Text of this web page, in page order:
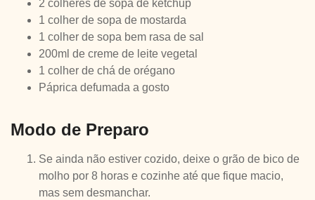
2 colheres de sopa de ketchup
1 colher de sopa de mostarda
1 colher de sopa bem rasa de sal
200ml de creme de leite vegetal
1 colher de chá de orégano
Páprica defumada a gosto
Modo de Preparo
Se ainda não estiver cozido, deixe o grão de bico de
molho por 8 horas e cozinhe até que fique macio,
mas sem desmanchar.